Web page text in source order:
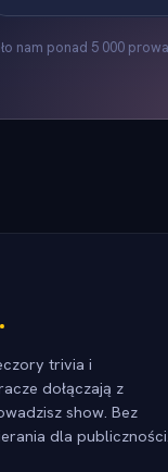
nam ponad 5 000
.
trivia i
dołączają z
show. Bez
dla publiczności.